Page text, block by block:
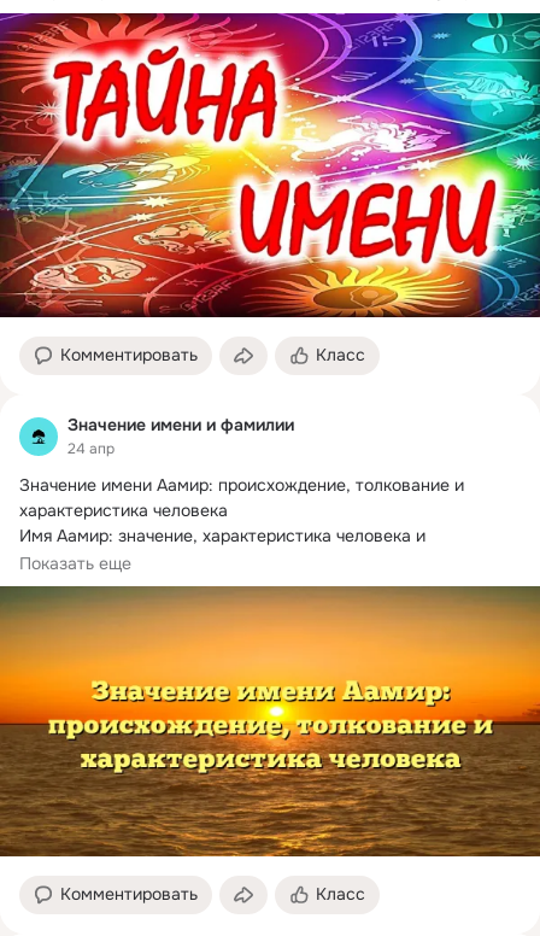
Комментировать Класс
Значение имени и фамилии
24 апр
Значение имени Аамир: происхождение, толкование и
характеристика человека
Имя Аамир: значение, характеристика человека и
происхождение...
Показать еще
Комментировать Класс